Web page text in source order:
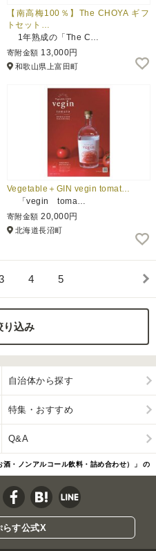
【南高梅100％】The CHOYA ギフ
トセット…
1年熟成の「The C…
寄附金額 13,000円
和歌山県上富田町
Vegetable＋GIN vegin tomat…
「vegin toma…
寄附金額 20,000円
北海道長沼町
4 5
り込み
自治体から探す
特集・おすすめ
Q&A
酒・ノンアルコール飲料・詰め合わせ）」 の
らす公式X